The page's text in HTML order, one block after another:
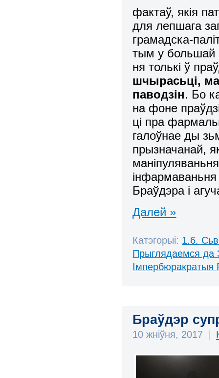
фактаў, якія
для лепшага
грамадска-
тым у большай
ня толькі ў
шчырасьці,
паводзін. Бо
на фоне
ці пра
галоўнае ды
прызначанай,
Браўдэра і
Далей »
Катэгорыі: 1.6.
Прыглядаемся да
Імпербюракратыя
Браўдэр
10 жніўня, 2017